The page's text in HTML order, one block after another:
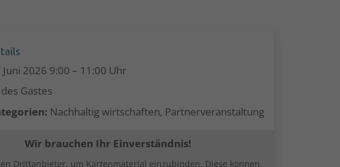
Juni 2026 9:00 – 11:00 Uhr
Gastes
Nachhaltig wirtschaften, Partnerveranstaltung
Wir brauchen Ihr Einverständnis!
Drittanbieter, um Kartenmaterial einzubinden. Diese können